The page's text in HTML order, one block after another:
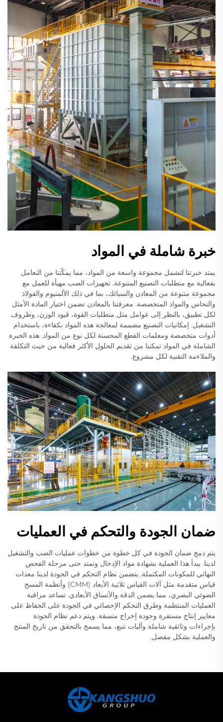
خبرة شاملة في المواد
يمتد خبرتنا لتشمل مجموعة واسعة من المواد، مما يمكّننا من التعامل
بفعالية مع متطلبات التصنيع المتنوعة. تجهيزات الصب مهيأة للعمل مع
مجموعة متنوعة من المعادن والسبائك، بما في ذلك الألمنيوم والفولاذ
والنحاس والمواد المتخصصة. معرفتنا بالمعادن تضمن اختيار المادة الأمثل
لكل تطبيق، بالنظر إلى عوامل مثل متطلبات القوة، قيود الوزن، وظروف
التشغيل. إمكانيات التصنيع مصممة لمعالجة هذه المواد بكفاءة، باستخدام
أدوات متخصصة ومعلمات القطع المحسنة لكل نوع من المواد. هذه الخبرة
الشاملة في المواد تمكننا من تقديم الحلول الأكثر فعالية من حيث التكلفة
والملاءمة التقنية لكل مشروع.
ضمان الجودة والتحكم في العمليات
يتم دمج ضمان الجودة في كل خطوة من خطوات عمليات الصب والتشغيل
لدينا. يبدأ هذا العملية بشهادة مواد الإدخال وتمتد حتى مرحلة الفحص
النهائي للمكونات المكتملة. يتضمن نظام التحكم في الجودة لدينا معدات
قياس متقدمة مثل آلات القياس ثلاثية الأبعاد (CMM) وأنظمة المسح
الضوئي البصري، مما يضمن الدقة والأتساق الأبعادي. تساعد مراقبة
العمليات المنتظمة وطرق التحكم الإحصائي في الجودة على الحفاظ على
معايير إنتاج مستقرة وجودة إخراج متسقة. ويتم دعم نظام الجودة
بإجراءات وثائقية شاملة وآليات تتبع، مما يسمح بالتحقق من تاريخ المنتج
والعملية بشكل مفصل.